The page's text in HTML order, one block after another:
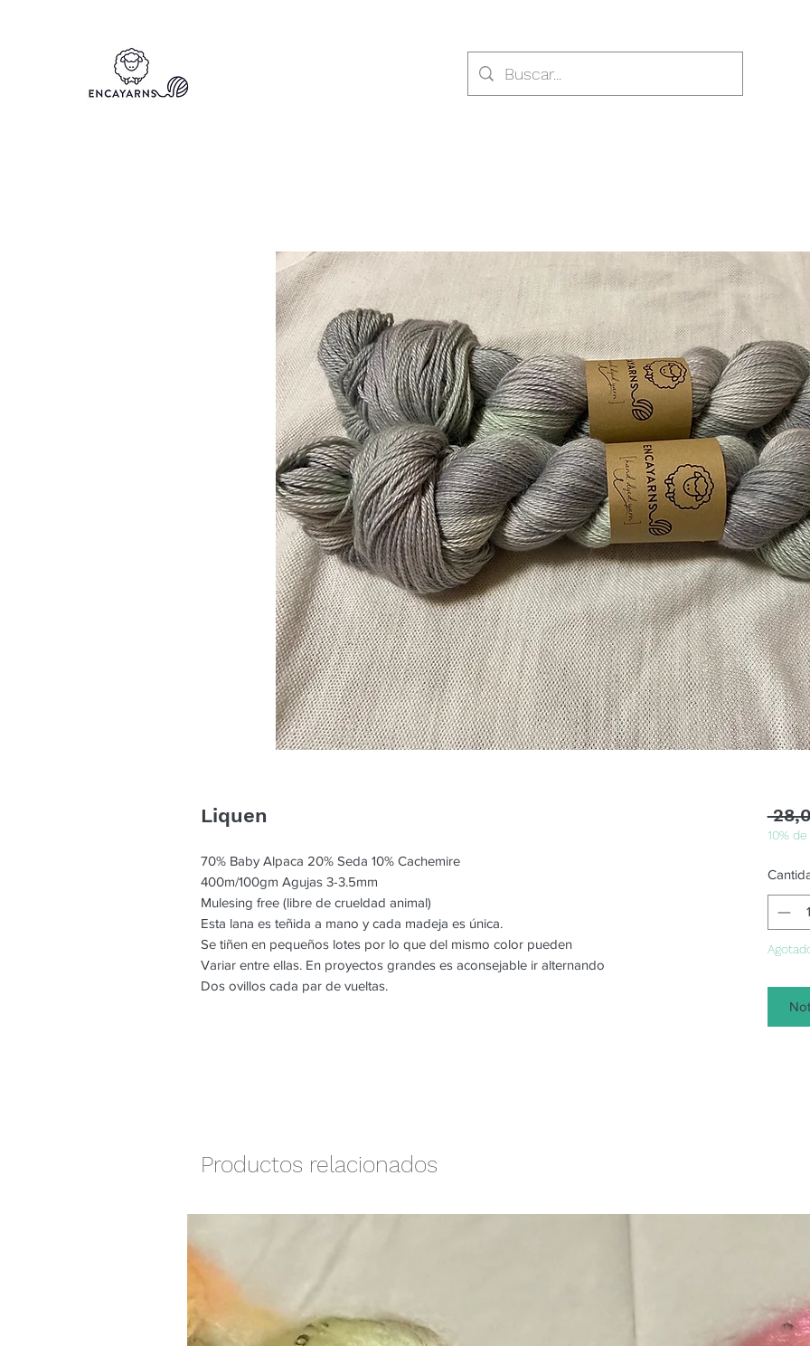
Liquen
70% Baby Alpaca 20% Seda 10% Cachemire
400m/100gm Agujas 3-3.5mm
Mulesing free (libre de crueldad animal)
Esta lana es teñida a mano y cada madeja es única.
Se tiñen en pequeños lotes por lo que del mismo color pueden
Variar entre ellas. En proyectos grandes es aconsejable ir alternando
Dos ovillos cada par de vueltas.
10%
Productos relacionados